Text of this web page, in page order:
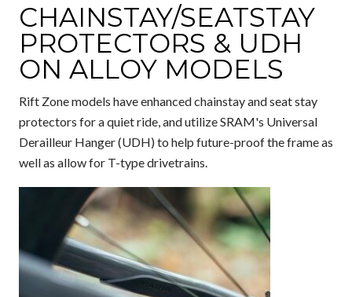
CHAINSTAY/SEATSTAY
PROTECTORS & UDH
ON ALLOY MODELS
Rift Zone models have enhanced chainstay and seat stay
protectors for a quiet ride, and utilize SRAM's Universal
Derailleur Hanger (UDH) to help future-proof the frame as
well as allow for T-type drivetrains.